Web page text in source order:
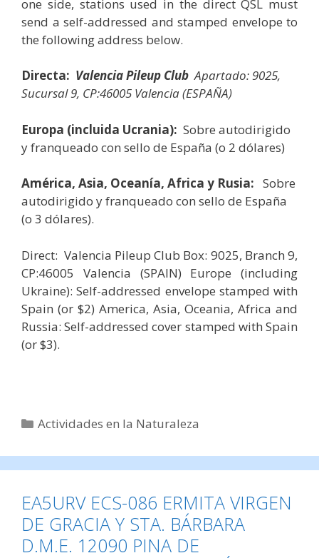
one side, stations used in the direct QSL must
send a self-addressed and stamped envelope to
the following address below.
Directa: Valencia Pileup Club Apartado: 9025,
Sucursal 9, CP:46005 Valencia (ESPAÑA)
Europa (incluida Ucrania): Sobre autodirigido
y franqueado con sello de España (o 2 dólares)
América, Asia, Oceanía, Africa y Rusia: Sobre
autodirigido y franqueado con sello de España
(o 3 dólares).
Direct: Valencia Pileup Club Box: 9025, Branch 9,
CP:46005 Valencia (SPAIN)
Europe (including
Ukraine): Self-addressed envelope stamped with
Spain (or $2) America, Asia, Oceania, Africa and
Russia: Self-addressed cover stamped with Spain
(or $3).
Categorías
Actividades en la Naturaleza
EA5URV ECS-086 ERMITA VIRGEN
DE GRACIA Y STA. BÁRBARA
D.M.E. 12090 PINA DE